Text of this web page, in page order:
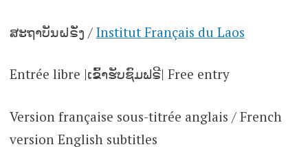
ສະຖາບັນຝຣັ່ງ / Institut Français du Laos
Entrée libre |ເຂົ້າຮັບຊົມຟຣີ| Free entry
Version française sous-titrée anglais / French
version English subtitles